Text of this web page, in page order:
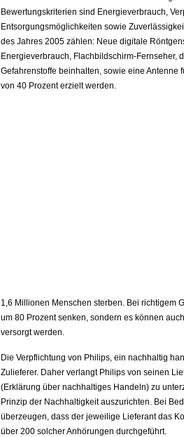
Bewertungskriterien sind Energieverbrauch,
Entsorgungsmöglichkeiten sowie
des Jahres 2005 zählen: Neue digitale
Energieverbrauch, Flachbildschirm-Fernseher,
Gefahrenstoffe beinhalten, sowie eine
von 40 Prozent erzielt werden.
1,6 Millionen Menschen sterben. Bei richtigem
um 80 Prozent senken, sondern es können
versorgt werden.
Die Verpflichtung von Philips, ein nachhaltig
Zulieferer. Daher verlangt Philips von seinen
(Erklärung über nachhaltiges Handeln) zu
Prinzip der Nachhaltigkeit auszurichten. Bei
überzeugen, dass der jeweilige Lieferant das
über 200 solcher Anhörungen durchgeführt.